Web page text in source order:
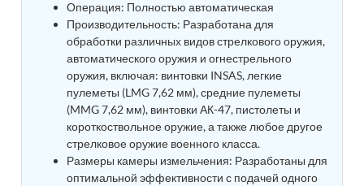
Tank
Weapon Loading Trolley
Hydrualic Drive Of Osa
Test Equipment For Pump And Centrifugal
Breather
Hydraulic Loading System
Aircraft Arrester Barrier System
Power Shuttle Transmission Test Rig
Tacan Test Bench
Automated Inverter Test Rig On Lab View
Environment
Операция: Полностью автоматическая
Производительность: Разработана для
обработки различных видов стрелкового оружия,
автоматического оружия и огнестрельного
оружия, включая: винтовки INSAS, легкие
пулеметы (LMG 7,62 мм), средние пулеметы
(MMG 7,62 мм), винтовки АК-47, пистолеты и
короткоствольное оружие, а также любое другое
стрелковое оружие военного класса.
Размеры камеры измельчения: Разработаны для
оптимальной эффективности с подачей одного